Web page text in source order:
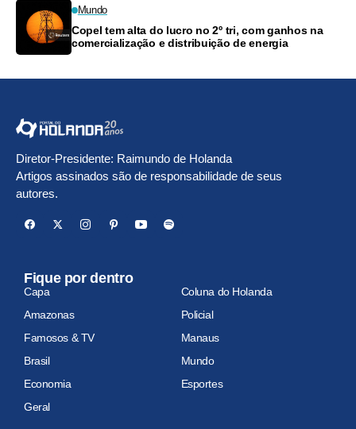
Mundo
Copel tem alta do lucro no 2º tri, com ganhos na
comercialização e distribuição de energia
Diretor-Presidente: Raimundo de Holanda
Artigos assinados são de responsabilidade de seus
autores.
Fique por dentro
Capa
Coluna do Holanda
Amazonas
Policial
Famosos & TV
Manaus
Brasil
Mundo
Economia
Esportes
Geral